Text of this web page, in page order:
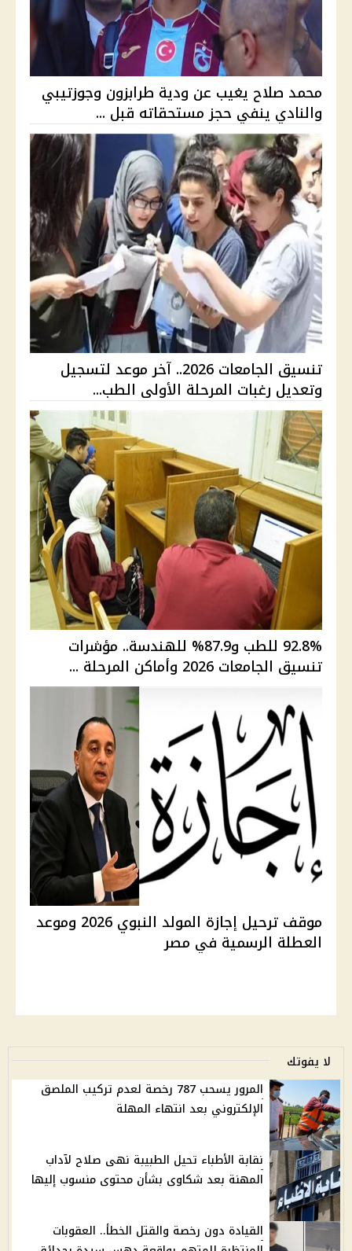
محمد صلاح يغيب عن ودية طرابزون وجوزتيبي
والنادي ينفي حجز مستحقاته قبل ...
تنسيق الجامعات 2026.. آخر موعد لتسجيل
وتعديل رغبات المرحلة الأولى الطب...
92.8% للطب و87.9% للهندسة.. مؤشرات
تنسيق الجامعات 2026 وأماكن المرحلة ...
موقف ترحيل إجازة المولد النبوي 2026 وموعد
العطلة الرسمية في مصر
لا يفوتك
المرور يسحب 787 رخصة لعدم تركيب الملصق
الإلكتروني بعد انتهاء المهلة
نقابة الأطباء تحيل الطبيبة نهى صلاح لآداب
المهنة بعد شكاوى بشأن محتوى منسوب إليها
القيادة دون رخصة والقتل الخطأ.. العقوبات